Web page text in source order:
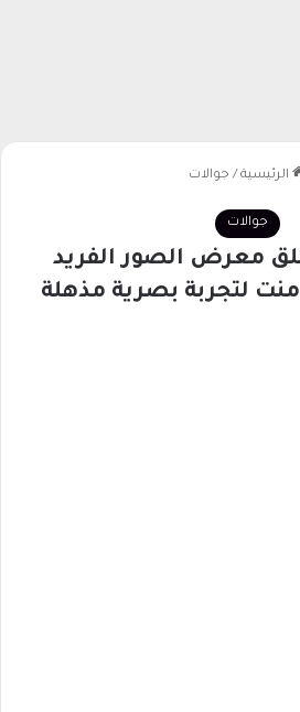
الرئيسية / جوالات
جوالات
معرض الصور الفريد
لتجربة بصرية مذهلة